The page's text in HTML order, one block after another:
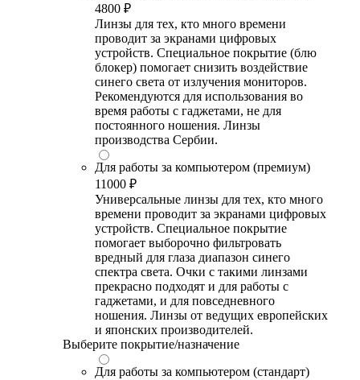
4800 ₽
Линзы для тех, кто много времени
проводит за экранами цифровых
устройств. Специальное покрытие (блю
блокер) помогает снизить воздействие
синего света от излучения мониторов.
Рекомендуются для использования во
время работы с гаджетами, не для
постоянного ношения. Линзы
производства Сербии.
Для работы за компьютером (премиум)
11000 ₽
Универсальные линзы для тех, кто много
времени проводит за экранами цифровых
устройств. Специальное покрытие
помогает выборочно фильтровать
вредный для глаза диапазон синего
спектра света. Очки с такими линзами
прекрасно подходят и для работы с
гаджетами, и для повседневного
ношения. Линзы от ведущих европейских
и японских производителей.
Выберите покрытие/назначение
Для работы за компьютером (стандарт)